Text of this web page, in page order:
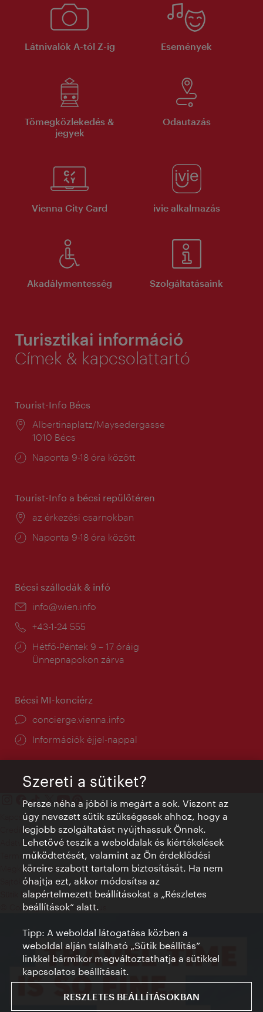
Látnivalók A-tól Z-ig Események
Tömegközlekedés &
jegyek
Odautazás
Vienna City Card ivie alkalmazás
Akadálymentesség Szolgáltatásaink
Turisztikai információ
Címek & kapcsolattartó
Tourist-Info Bécs
Helyszín:
Albertinaplatz/Maysedergasse
1010 Bécs
Nyitva
Naponta 9-18 óra között
Tourist-Info a bécsi repülőtéren
Helyszín:
az érkezési csarnokban
Nyitva
Naponta 9-18 óra között
Bécsi szállodák & infó
E-
info@wien.info
Telefon:
+43-1-24 555
Nyitva
tartás:
Hétfő-Péntek 9 – 17 óráig
Ünnepnapokon zárva
Bécsi MI-konciérz
concierge.vienna.info
Információk éjjel-nappal
Kapcsolat
Credits
Adatvédelmi nyilatkozat
Terms of Use
Megközelíthetőség
Sajtókapcsolat
Sütik beállítása
© Copyright WienTourismus
Szereti a sütiket?
Persze néha a jóból is megárt a sok. Viszont az
úgy nevezett sütik szükségesek ahhoz, hogy a
legjobb szolgáltatást nyújthassuk Önnek.
Lehetővé teszik a weboldalak és kiértékelések
működtetését, valamint az Ön érdeklődési
köreire szabott tartalom biztosítását. Ha nem
óhajtja ezt, akkor módosítsa az
alapértelmezett beállításokat a „Részletes
beállítások“ alatt.
Tipp: A weboldal látogatása közben a
weboldal alján található „Sütik beállítás”
linkkel bármikor megváltoztathatja a sütikkel
kapcsolatos beállításait.
RESZLETES BEÁLLÍTÁSOKBAN